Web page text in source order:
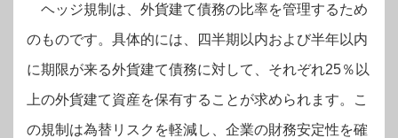
ヘッジ規制は、外貨建て債務の比率を管理するため
のものです。具体的には、四半期以内および半年以内
に期限が来る外貨建て債務に対して、それぞれ25％以
上の外貨建て資産を保有することが求められます。こ
の規制は為替リスクを軽減し、企業の財務安定性を確